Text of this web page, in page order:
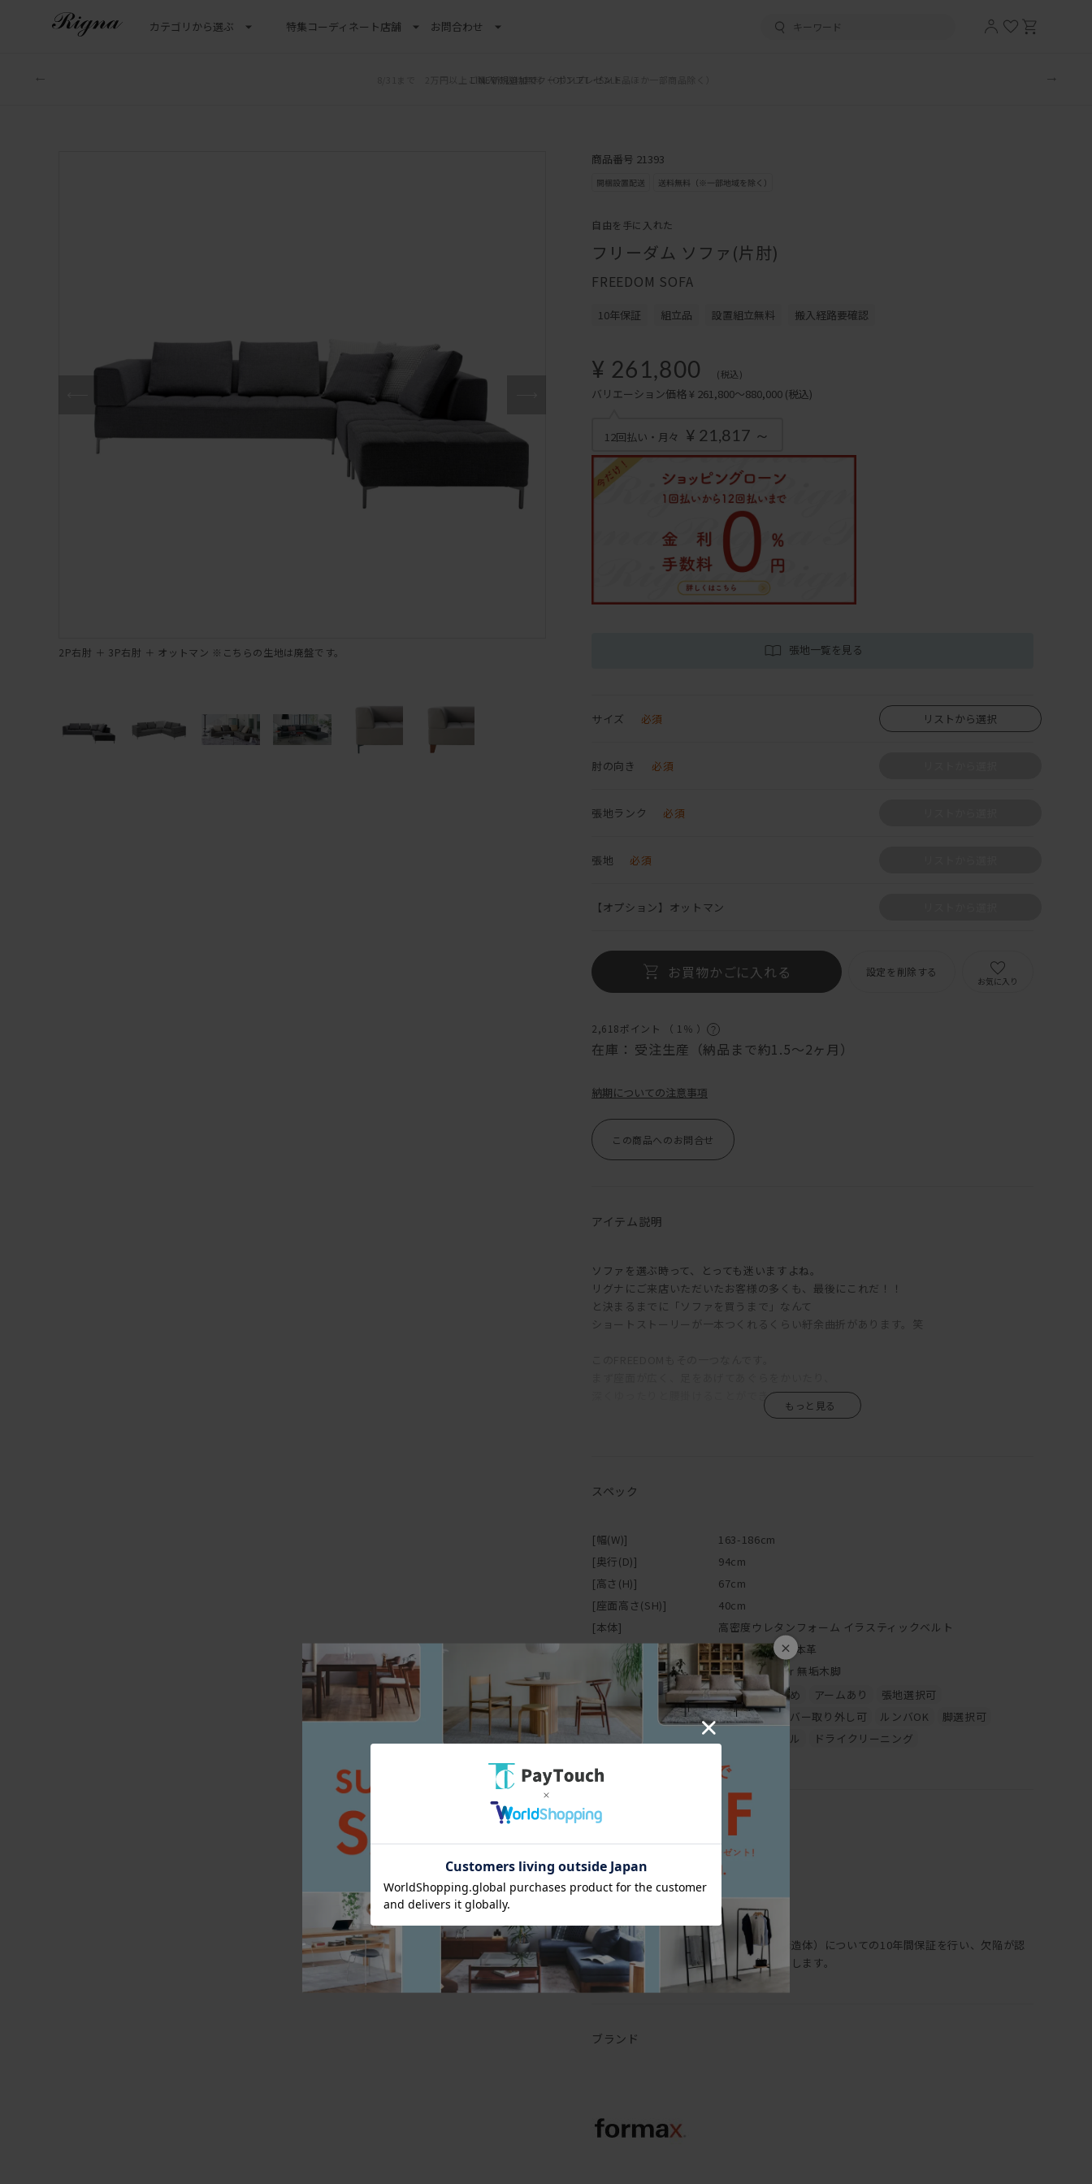
カテゴリから選ぶ 特集コーディネート店舗 お問合わせ
×
LINE新規追加でクーポンプレゼント
2P右肘 ＋ 3P右肘 ＋ オットマン ※こちらの生地は廃盤です。
商品番号 21393
自由を手に入れた
フリーダム ソファ(片肘)
FREEDOM SOFA
10年保証 組立品 設置組立無料 搬入経路要確認
¥ 261,800 (税込)
バリエーション価格 ¥ 261,800～880,000 (税込)
12回払い・月々 ¥ 21,817 ～
張地一覧を見る
サイズ 必須 リストから選択
肘の向き 必須
張地ランク 必須
張地 必須
【オプション】オットマン
お買物かごに入れる 設定を削除する
お気に入り
2,618ポイント （ 1％ ）
在庫： 受注生産（納品まで約1.5～2ヶ月）
納期についての注意事項
この商品へのお問合せ
アイテム説明
ソファを選ぶ時って、とっても迷いますよね。
リグナにご来店いただいたお客様の多くも、最後にこれだ！！
と決まるまでに「ソファを買うまで」なんて
ショートストーリーが一本つくれるくらい紆余曲折があります。笑
深くゆったりと腰掛けることができます。
無意識に体勢を変えたり、座りなおしたりしています。
そしてこの写真ではわかりませんが、実はフルカバーリング！！
ドライクリーニングはもちろん、ご自宅の洗濯機で洗える
どんなにかっこいいソファでも、簡単に取り替えられない本体に
コーヒーなどをこぼしたら大変面倒な事態になります。
泣きながら再度工場に戻して張り直してもらわなくてはいけません。
送料とか修理代とか凄くかかります。
よってフルカバーリング式のソファって重宝されるのですね。
軽快感あるアルミダイキャストの脚部は、ルンバ通ります。
最近、ルンバが通るという条件をソファ選びで重視する方が
金属脚じゃ嫌だという方の為にも、ウォールナット、オーク材の足にも
サイズバリエーションも豊富で、
L字型じゃなく両肘タイプもございます。
張地もすごくすごくすごく沢山あります。
デザインは前述の通りすこぶるシンプルなので、
ソファだけ買い換えるって場合も他の家具と合わせやすい！
・・・もうあれですね。選ばない理由がない。
皆さん、ソファ買い替えの際はぜひご検討下さい。
スペック
[幅(W)]
163-186cm
[奥行(D)]
94cm
[高さ(H)]
67cm
[座面高さ(SH)]
40cm
[本体]
高密度ウレタンフォーム イラスティックベルト
ファブリック、本革
[脚部]
金属脚（SV) or 無垢木脚
[その他仕様]
全体的にかため アームあり
張地選択可
クッションカバー取り外し可
ルンバOK
脚選択可
ウォッシャブル
ドライクリーニング
保証
保証期間
10年
保証内容
ソファにつきましては製品保証部位（構造体）についての10年間保証を行い、欠陥が認
められた場合、無償にて修理・交換いたします。
ブランド